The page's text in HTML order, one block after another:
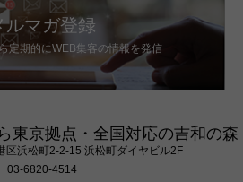
ルマガ登録
定期的にWEB集客の情報を発信
東京拠点・全国対応の吉和の森
区浜松町2-2-15 浜松町ダイヤビル2F
03-6820-4514